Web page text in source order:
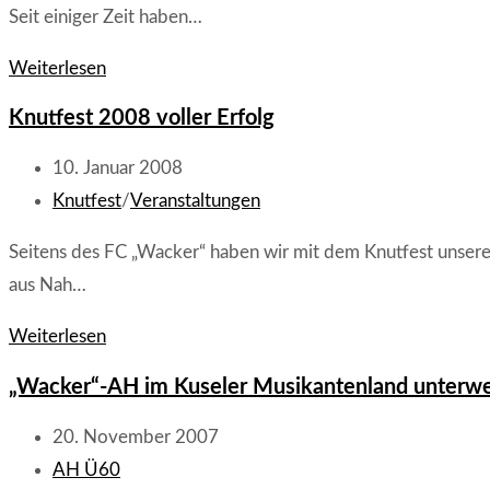
(0:0)
Seit einiger Zeit haben…
WeiterlesenDas
von
der
„Wacker-
Knutfest 2008 voller Erfolg
Beitrag
veröffentlicht:
10. Januar 2008
Beitrags-
Knutfest/Veranstaltungen
Seitens des FC „Wacker“ haben wir mit dem Knutfest
aus Nah…
WeiterlesenKnutfest
voller
Erfolg
„Wacker“-AH im Kuseler Musikantenland
Beitrag
veröffentlicht:
20. November 2007
Beitrags-
AH Ü60